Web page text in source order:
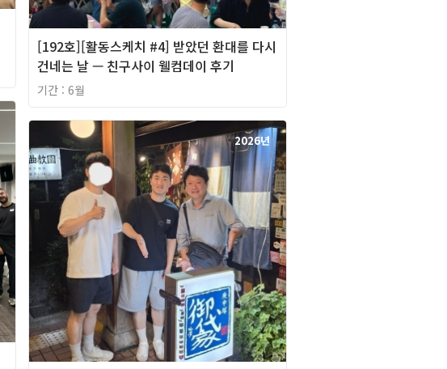
[192호][활동스케치 #4] 받았던 환대를 다시
건네는 날 — 친구사이 웰컴데이 후기
기간 : 6월
2026년